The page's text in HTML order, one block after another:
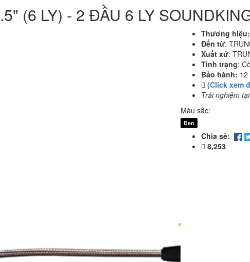
(6 LY) - 2 ĐẦU 6 LY
Thương hiệu:
Đến từ:
Xuất xứ:
Tình trạng:
Bảo hành: 12
(Click xem
Trải nghiệm
Màu sắc:
Đen
Chia sẻ:
8,253